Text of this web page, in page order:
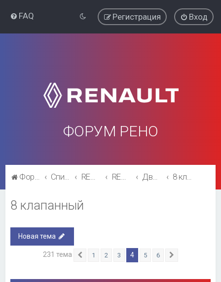
FAQ Вход
Регистрация
ФОРУМ РЕНО
Форум Рено Список форумов RENAULT SYMBOL RENAULT SYMBOL Двигатель и трансмиссия 8 клапанный
8 клапанный
Новая тема
231 тема Пред.
1 2 3 4 5 6